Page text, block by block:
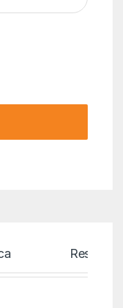
Reseñas